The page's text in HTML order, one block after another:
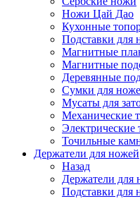
Ножи Цай Дао
Кухонные
Подставки для
Магнитные
Магнитные
Деревянные
Сумки для
Мусаты для
Механические
Электрические
Точильные
Держатели для ножей
Назад
Держатели для
Подставки для